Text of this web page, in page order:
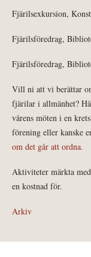
Fjärilsexkursion,
Fjärilsföredrag,
Fjärilsföredrag,
Vill ni att vi berättar
fjärilar i allmänhet?
vårens möten i en
förening eller kanske
om det går att ordna.
Aktiviteter märkta
en kostnad för.
Arkiv